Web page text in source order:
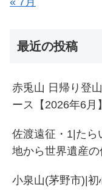
最近の投稿
赤兎山 日帰り登
ース【2026年6月】
佐渡遠征・1|たら
地から世界遺産
小泉山(茅野市)|